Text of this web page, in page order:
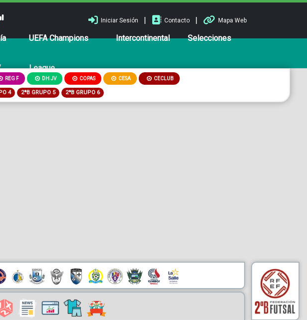
Iniciar Sesión | Contacto | Mapa Web
UEFA Champions
League
Intercontinental Selecciones
REG F DH JV COPAS CESA CECLUB
4 2ªB GRUPO 5 2ªB GRUPO 6